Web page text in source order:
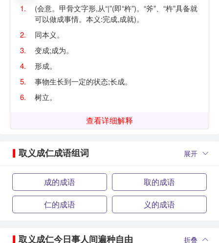
1.
(会意。甲骨文字形,从“|”(即“杵”)。“斧”、“杵”具备就
可以做成事情。本义:完成,成就)。
2.
同本义。
3.
变成;成为。
4.
形成。
5.
事物生长到一定的状态;长成。
6.
树立。
查看详细解释
取义成仁成语组词 展开
成的成语
取的成语
仁的成语
义的成语
取义成仁今日事人间遍种自由 折叠